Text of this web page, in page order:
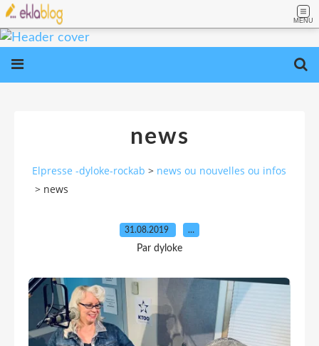
MENU
news
Elpresse -dyloke-rockab > news ou nouvelles ou infos
> news
31.08.2019 …
Par dyloke